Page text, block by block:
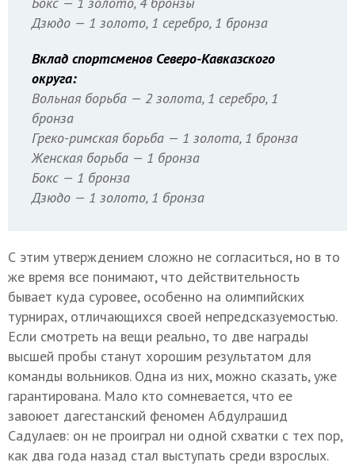
Дзюдо — 1 золото, 1 серебро, 1 бронза
Вклад спортсменов Северо-Кавказского
округа:
Вольная борьба — 2 золота, 1 серебро, 1
бронза
Греко-римская борьба — 1 золота, 1 бронза
Женская борьба — 1 бронза
Бокс — 1 бронза
Дзюдо — 1 золото, 1 бронза
С этим утверждением сложно не согласиться, но в то
же время все понимают, что действительность
бывает куда суровее, особенно на олимпийских
турнирах, отличающихся своей непредсказуемостью.
Если смотреть на вещи реально, то две награды
высшей пробы станут хорошим результатом для
команды вольников. Одна из них, можно сказать, уже
гарантирована. Мало кто сомневается, что ее
завоюет дагестанский феномен Абдулрашид
Садулаев: он не проиграл ни одной схватки с тех пор,
как два года назад стал выступать среди взрослых.